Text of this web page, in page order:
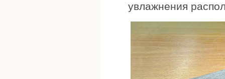
увлажнения